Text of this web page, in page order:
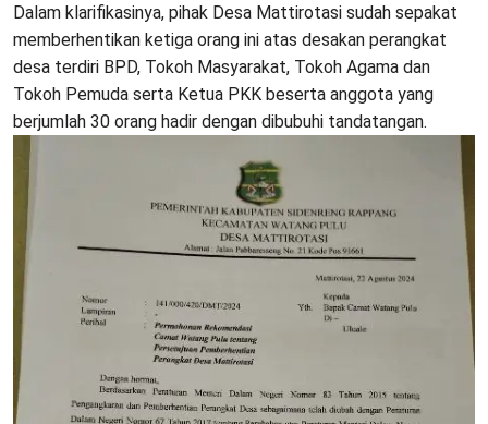
Dalam klarifikasinya, pihak Desa Mattirotasi sudah sepakat
memberhentikan ketiga orang ini atas desakan perangkat
desa terdiri BPD, Tokoh Masyarakat, Tokoh Agama dan
Tokoh Pemuda serta Ketua PKK beserta anggota yang
berjumlah 30 orang hadir dengan dibubuhi tandatangan.